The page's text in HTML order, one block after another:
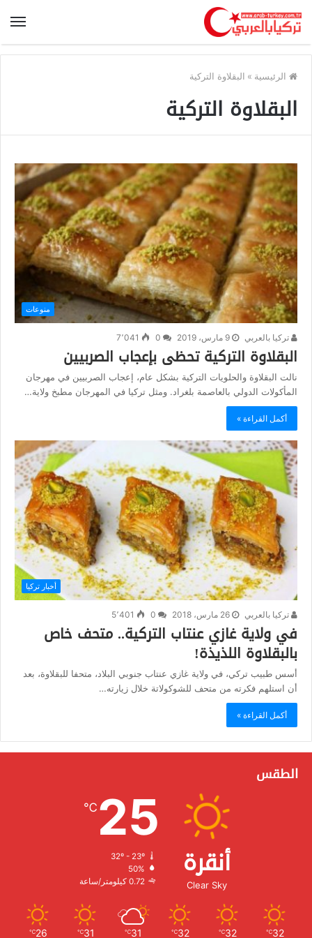
الرئيسية » البقلاوة التركية
البقلاوة التركية
منوعات
تركيا بالعربي 9 مارس، 2019 7٬041
البقلاوة التركية تحظى بإعجاب الصربيين
نالت البقلاوة والحلويات التركية بشكل عام، إعجاب الصربيين في مهرجان
المأكولات الدولي بالعاصمة بلغراد. ومثل تركيا في المهرجان مطبخ ولاية…
أكمل القراءة »
أخبار تركيا
تركيا بالعربي 26 مارس، 2018 5٬401
في ولاية غازي عنتاب التركية.. متحف خاص
بالبقلاوة اللذيذة!
أسس طبيب تركي، في ولاية غازي عنتاب جنوبي البلاد، متحفا للبقلاوة، بعد
أن استلهم فكرته من متحف للشوكولاتة خلال زيارته…
أكمل القراءة »
الطقس
أنقرة
Clear Sky
25
℃
32º - 23º
الرطوبة:
الرياح:
32
℃
32
℃
32
℃
31
℃
31
℃
26
℃